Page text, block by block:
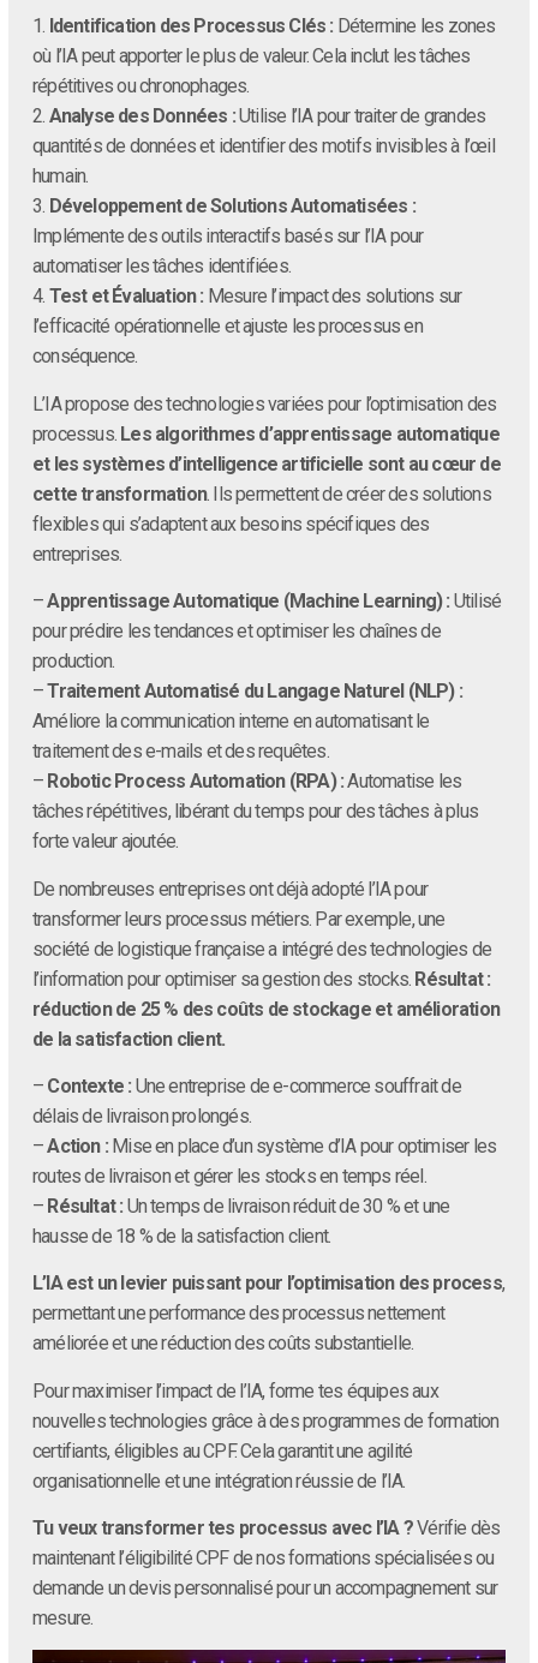
1. Identification des Processus Clés : Détermine les zones
où l’IA peut apporter le plus de valeur. Cela inclut les tâches
répétitives ou chronophages.
2. Analyse des Données :Utilise l’IA pour traiter de grandes
quantités de données et identifier des motifs invisibles à l’œil
humain.
3. Développement de Solutions Automatisées :
Implémente des outils interactifs basés sur l’IA pour
automatiser les tâches identifiées.
4. Test et Évaluation : Mesure l’impact des solutions sur
l’efficacité opérationnelle et ajuste les processus en
conséquence.
L’IA propose des technologies variées pour l’optimisation des
processus. Les algorithmes d’apprentissage automatique
et les systèmes d’intelligence artificielle sont au cœur de
cette transformation. Ils permettent de créer des solutions
flexibles qui s’adaptent aux besoins spécifiques des
entreprises.
–Apprentissage Automatique (Machine Learning) : Utilisé
pour prédire les tendances et optimiser les chaînes de
production.
–Traitement Automatisé du Langage Naturel (NLP) :
Améliore la communication interne en automatisant le
traitement des e-mails et des requêtes.
– Robotic Process Automation (RPA) :Automatise les
tâches répétitives, libérant du temps pour des tâches à plus
forte valeur ajoutée.
De nombreuses entreprises ont déjà adopté l’IA pour
transformer leurs processus métiers. Par exemple, une
société de logistique française a intégré des technologies de
l’information pour optimiser sa gestion des stocks. Résultat :
réduction de 25 % des coûts de stockage et amélioration
de la satisfaction client.
– Contexte : Une entreprise de e-commerce souffrait de
délais de livraison prolongés.
–Action : Mise en place d’un système d’IA pour optimiser les
routes de livraison et gérer les stocks en temps réel.
– Résultat : Un temps de livraison réduit de 30 % et une
hausse de 18 % de la satisfaction client.
L’IA est un levier puissant pour l’optimisation des process,
permettant une performance des processus nettement
améliorée et une réduction des coûts substantielle.
Pour maximiser l’impact de l’IA, forme tes équipes aux
nouvelles technologies grâce à des programmes de formation
certifiants, éligibles au CPF. Cela garantit une agilité
organisationnelle et une intégration réussie de l’IA.
Tu veux transformer tes processus avec l’IA ?Vérifie dès
maintenant l’éligibilité CPF de nos formations spécialisées ou
demande un devis personnalisé pour un accompagnement sur
mesure.